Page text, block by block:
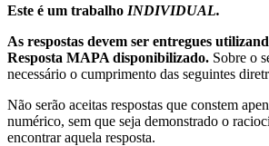
Este é um trabalho INDIVIDUAL.
As respostas devem ser entregues
Resposta MAPA disponibilizado. Sobre o
necessário o cumprimento das seguintes
Não serão aceitas respostas que constem
numérico, sem que seja demonstrado o
encontrar aquela resposta.